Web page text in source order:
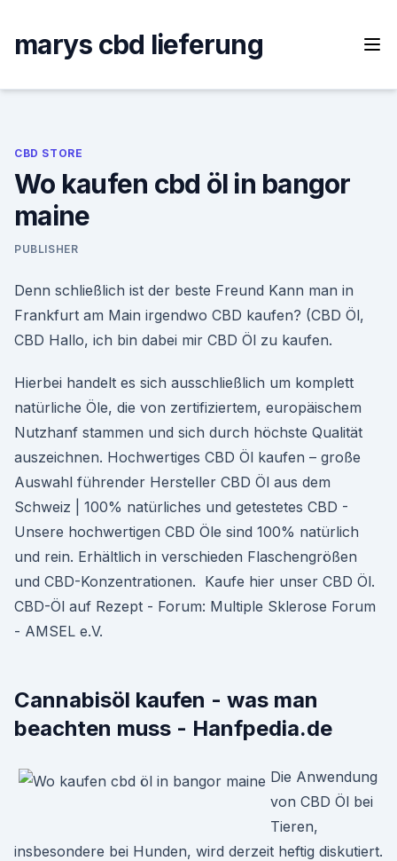
content
marys cbd lieferung
CBD STORE
Wo kaufen cbd öl in bangor
maine
PUBLISHER
Denn schließlich ist der beste Freund Kann man in
Frankfurt am Main irgendwo CBD kaufen? (CBD Öl,
CBD Hallo, ich bin dabei mir CBD Öl zu kaufen.
Hierbei handelt es sich ausschließlich um komplett
natürliche Öle, die von zertifiziertem, europäischem
Nutzhanf stammen und sich durch höchste Qualität
auszeichnen. Hochwertiges CBD Öl kaufen – große
Auswahl führender Hersteller CBD Öl aus dem
Schweiz | 100% natürliches und getestetes CBD -
Unsere hochwertigen CBD Öle sind 100% natürlich
und rein. Erhältlich in verschieden Flaschengrößen
und CBD-Konzentrationen. ️ Kaufe hier unser CBD Öl.
CBD-Öl auf Rezept - Forum: Multiple Sklerose Forum
- AMSEL e.V.
Cannabisöl kaufen - was man
beachten muss - Hanfpedia.de
Die Anwendung
von CBD Öl bei
Tieren,
insbesondere bei Hunden, wird derzeit heftig diskutiert.